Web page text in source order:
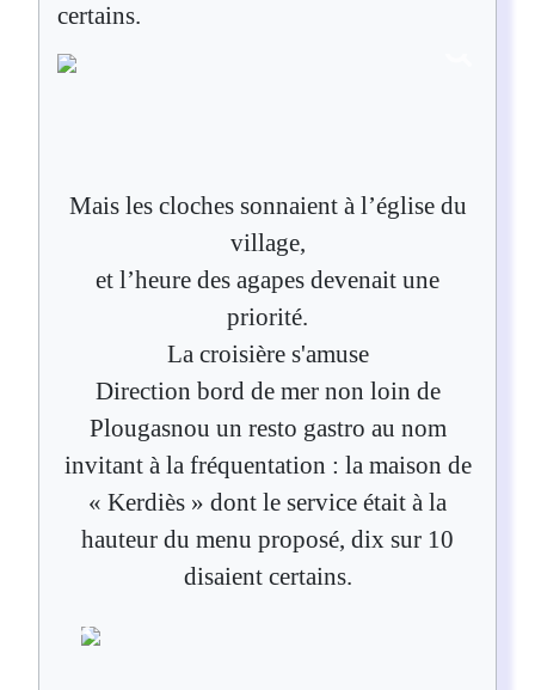
certains.
Mais les cloches sonnaient à l’église du
village,
et l’heure des agapes devenait une
priorité.
La croisière s'amuse
Direction bord de mer non loin de
Plougasnou un resto gastro au nom
invitant à la fréquentation : la maison de
« Kerdiès » dont le service était à la
hauteur du menu proposé, dix sur 10
disaient certains.